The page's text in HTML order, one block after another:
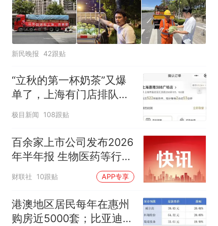
新民晚报 42跟贴
“立秋的第一杯奶茶”又爆
单了，上海有门店排队超
500杯，店员：今天奶茶
店都很忙，要等2个多小
时
极目新闻 108跟贴
百余家上市公司发布2026
年半年报 生物医药等行业
现亮点
财联社 10跟贴 APP专享
港澳地区居民每年在惠州
购房近5000套；比亚迪销